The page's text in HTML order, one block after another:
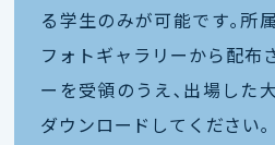
る学生のみが可能です｡所
フォトギャラリーから配布
ーを受領のうえ､出場した
ダウンロードしてください｡